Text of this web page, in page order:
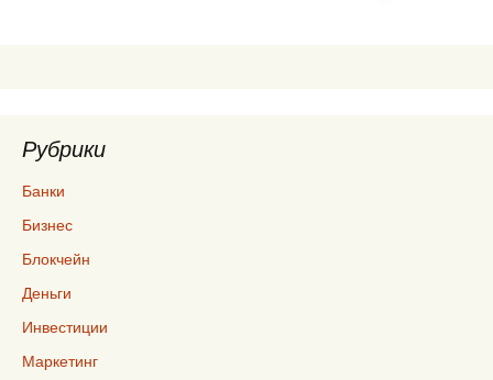
Рубрики
Банки
Бизнес
Блокчейн
Деньги
Инвестиции
Маркетинг